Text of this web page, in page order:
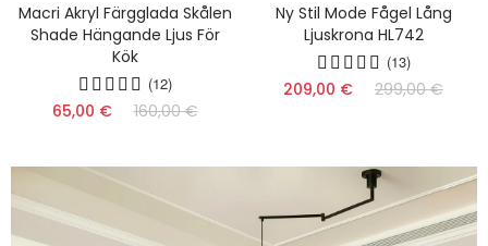
Macri Akryl Färgglada Skålen
Shade Hängande Ljus För
Kök
(12)
65,00 € 160,00 €
Ny Stil Mode Fågel Lång
Ljuskrona HL742
(13)
209,00 € 299,00 €